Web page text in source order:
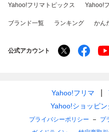
Yahoo!フリマトピックス Yahoo!
ブランド一覧 ランキング かん
公式アカウント
Yahoo!フリマ
Yahoo!ショッピン
プライバシーポリシー プ